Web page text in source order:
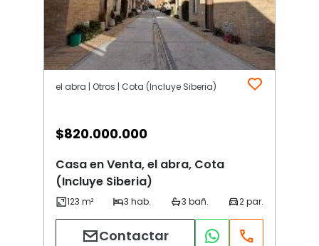
el abra | Otros | Cota (Incluye Siberia)
$820.000.000
Casa en Venta, el abra, Cota
(Incluye Siberia)
Contactar